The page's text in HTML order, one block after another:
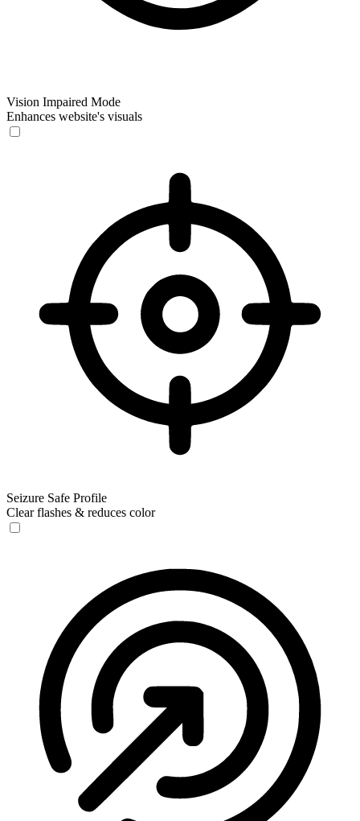
Vision Impaired Mode
Enhances website's visuals
Seizure Safe Profile
Clear flashes & reduces color